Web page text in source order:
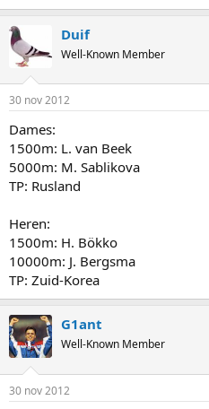
Duif
Well-Known Member
30 nov 2012
Dames:
1500m: L. van Beek
5000m: M. Sablikova
TP: Rusland
Heren:
1500m: H. Bökko
10000m: J. Bergsma
TP: Zuid-Korea
G1ant
Well-Known Member
30 nov 2012